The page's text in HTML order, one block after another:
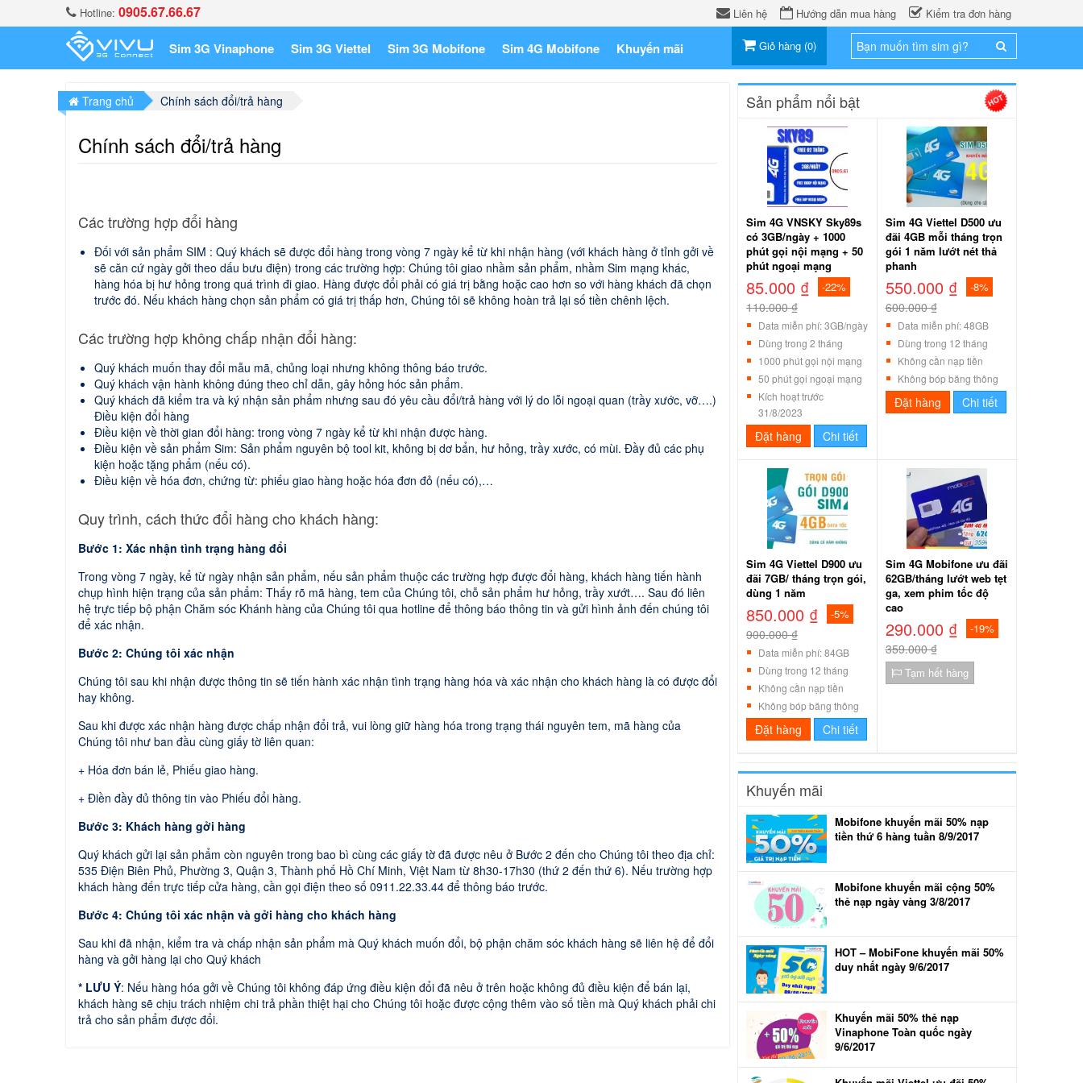
Hotline: 0905.67.66.67 Liên hệ Hướng dẫn mua hàng Kiểm tra đơn hàng
Sim 3G Vinaphone Sim 3G Viettel Sim 3G Mobifone Sim 4G Mobifone Khuyến mãi Giỏ hàng (0)
Trang chủ Chính sách đổi/trả hàng
Chính sách đổi/trả hàng
Các trường hợp đổi hàng
Đối với sản phẩm SIM : Quý khách sẽ được đổi hàng trong vòng 7 ngày kể từ khi nhận hàng (với khách hàng ở tỉnh gởi về
sẽ căn cứ ngày gởi theo dấu bưu điện) trong các trường hợp: Chúng tôi giao nhầm sản phẩm, nhầm Sim mạng khác,
hàng hóa bị hư hỏng trong quá trình đi giao. Hàng được đổi phải có giá trị bằng hoặc cao hơn so với hàng khách đã chọn
trước đó. Nếu khách hàng chọn sản phẩm có giá trị thấp hơn, Chúng tôi sẽ không hoàn trả lại số tiền chênh lệch.
Các trường hợp không chấp nhận đổi hàng:
Quý khách muốn thay đổi mẫu mã, chủng loại nhưng không thông báo trước.
Quý khách vận hành không đúng theo chỉ dẫn, gây hỏng hóc sản phẩm.
Quý khách đã kiểm tra và ký nhận sản phẩm nhưng sau đó yêu cầu đổi/trả hàng với lý do lỗi ngoại quan (trầy xước, vỡ….)
Điều kiện đổi hàng
Điều kiện về thời gian đổi hàng: trong vòng 7 ngày kể từ khi nhận được hàng.
Điều kiện về sản phẩm Sim: Sản phẩm nguyên bộ tool kit, không bị dơ bẩn, hư hỏng, trầy xước, có mùi. Đầy đủ các phụ
kiện hoặc tặng phẩm (nếu có).
Điều kiện về hóa đơn, chứng từ: phiếu giao hàng hoặc hóa đơn đỏ (nếu có),…
Quy trình, cách thức đổi hàng cho khách hàng:
Bước 1: Xác nhận tình trạng hàng đổi
Trong vòng 7 ngày, kể từ ngày nhận sản phẩm, nếu sản phẩm thuộc các trường hợp được đổi hàng, khách hàng tiến hành
chụp hình hiện trạng của sản phẩm: Thấy rõ mã hàng, tem của Chúng tôi, chỗ sản phẩm hư hỏng, trầy xướt…. Sau đó liên
hệ trực tiếp bộ phận Chăm sóc Khánh hàng của Chúng tôi qua hotline để thông báo thông tin và gửi hình ảnh đến chúng tôi
để xác nhận.
Bước 2: Chúng tôi xác nhận
Chúng tôi sau khi nhận được thông tin sẽ tiến hành xác nhận tình trạng hàng hóa và xác nhận cho khách hàng là có được đổi
hay không.
Sau khi được xác nhận hàng được chấp nhận đổi trả, vui lòng giữ hàng hóa trong trạng thái nguyên tem, mã hàng của
Chúng tôi như ban đầu cùng giấy tờ liên quan:
+ Hóa đơn bán lẻ, Phiếu giao hàng.
+ Điền đầy đủ thông tin vào Phiếu đổi hàng.
Bước 3: Khách hàng gởi hàng
Quý khách gửi lại sản phẩm còn nguyên trong bao bì cùng các giấy tờ đã được nêu ở Bước 2 đến cho Chúng tôi theo địa chỉ:
535 Điện Biên Phủ, Phường 3, Quận 3, Thành phố Hồ Chí Minh, Việt Nam từ 8h30-17h30 (thứ 2 đến thứ 6). Nếu trường hợp
khách hàng đến trực tiếp cửa hàng, cần gọi điện theo số 0911.22.33.44 để thông báo trước.
Bước 4: Chúng tôi xác nhận và gởi hàng cho khách hàng
Sau khi đã nhận, kiểm tra và chấp nhận sản phẩm mà Quý khách muốn đổi, bộ phận chăm sóc khách hàng sẽ liên hệ để đổi
hàng và gởi hàng lại cho Quý khách
* LƯU Ý: Nếu hàng hóa gởi về Chúng tôi không đáp ứng điều kiện đổi đã nêu ở trên hoặc không đủ điều kiện để bán lại,
khách hàng sẽ chịu trách nhiệm chi trả phần thiệt hại cho Chúng tôi hoặc được cộng thêm vào số tiền mà Quý khách phải chi
trả cho sản phẩm được đổi.
Sản phẩm nổi bật
Sim 4G VNSKY Sky89s
có 3GB/ngày + 1000
phút gọi nội mạng + 50
phút ngoại mạng
85.000 ₫ -22%
110.000 ₫
Data miễn phí: 3GB/ngày
Dùng trong 2 tháng
1000 phút gọi nội mạng
50 phút gọi ngoại mạng
Kích hoạt trước
31/8/2023
Đặt hàng Chi tiết
Sim 4G Viettel D500 ưu
đãi 4GB mỗi tháng trọn
gói 1 năm lướt nét thả
phanh
550.000 ₫ -8%
600.000 ₫
Data miễn phí: 48GB
Dùng trong 12 tháng
Không cần nạp tiền
Không bóp băng thông
Đặt hàng Chi tiết
Sim 4G Viettel D900 ưu
đãi 7GB/ tháng trọn gói,
dùng 1 năm
850.000 ₫ -5%
900.000 ₫
Data miễn phí: 84GB
Dùng trong 12 tháng
Không cần nạp tiền
Không bóp băng thông
Đặt hàng Chi tiết
Sim 4G Mobifone ưu đãi
62GB/tháng lướt web tẹt
ga, xem phim tốc độ
cao
290.000 ₫ -19%
359.000 ₫
Tạm hết hàng
Khuyến mãi
Mobifone khuyến mãi 50% nạp
tiền thứ 6 hàng tuần 8/9/2017
Mobifone khuyến mãi cộng 50%
thẻ nạp ngày vàng 3/8/2017
HOT – MobiFone khuyến mãi 50%
duy nhất ngày 9/6/2017
Khuyến mãi 50% thẻ nạp
Vinaphone Toàn quốc ngày
9/6/2017